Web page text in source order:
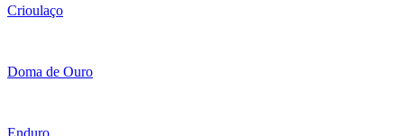
Crioulaço
Doma de Ouro
Enduro